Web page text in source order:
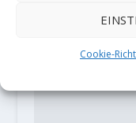
Cookie-